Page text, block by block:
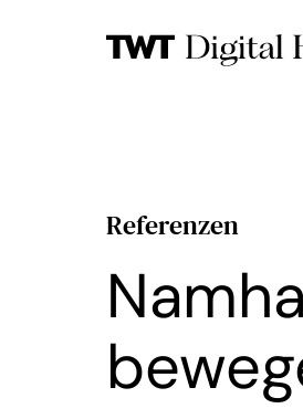
Referenzen